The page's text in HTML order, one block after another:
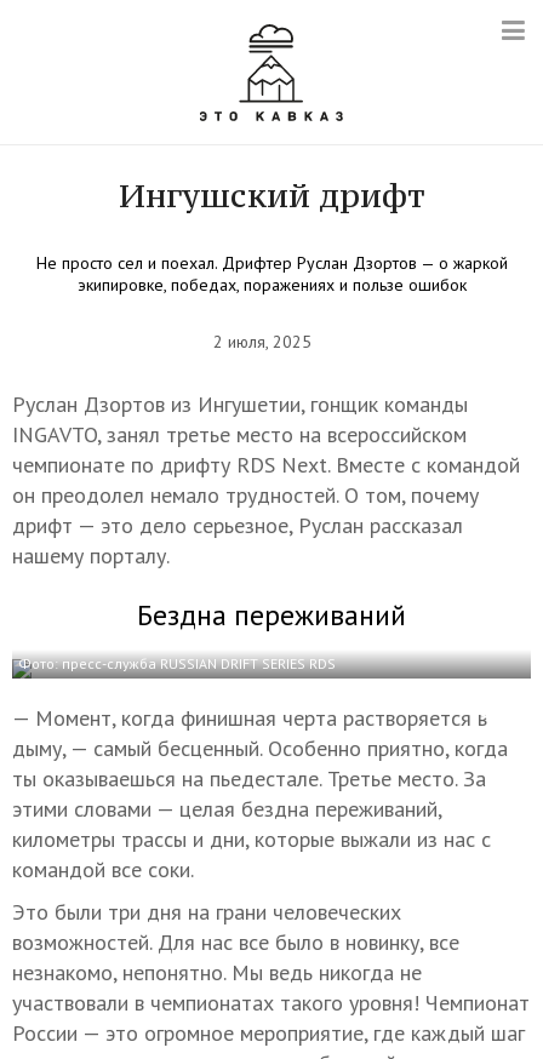
Ингушский дрифт
Не просто сел и поехал. Дрифтер Руслан Дзортов — о жаркой
экипировке, победах, поражениях и пользе ошибок
2 июля, 2025
Руслан Дзортов из Ингушетии, гонщик команды
INGAVTO, занял третье место на всероссийском
чемпионате по дрифту RDS Next. Вместе с командой
он преодолел немало трудностей. О том, почему
дрифт — это дело серьезное, Руслан рассказал
нашему порталу.
Бездна переживаний
Фото: пресс-служба RUSSIAN DRIFT SERIES RDS
— Момент, когда финишная черта растворяется в
дыму, — самый бесценный. Особенно приятно, когда
ты оказываешься на пьедестале. Третье место. За
этими словами — целая бездна переживаний,
километры трассы и дни, которые выжали из нас с
командой все соки.
Это были три дня на грани человеческих
возможностей. Для нас все было в новинку, все
незнакомо, непонятно. Мы ведь никогда не
участвовали в чемпионатах такого уровня! Чемпионат
России — это огромное мероприятие, где каждый шаг